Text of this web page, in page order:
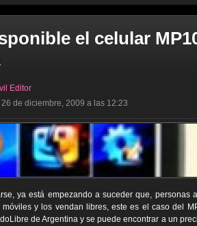
el celular
Editor
de diciembre, 2009 a las 12:23
ya está empezando a suceder que, personas
y los vendan libres, este es el caso del
de Argentina y se puede encontrar a un